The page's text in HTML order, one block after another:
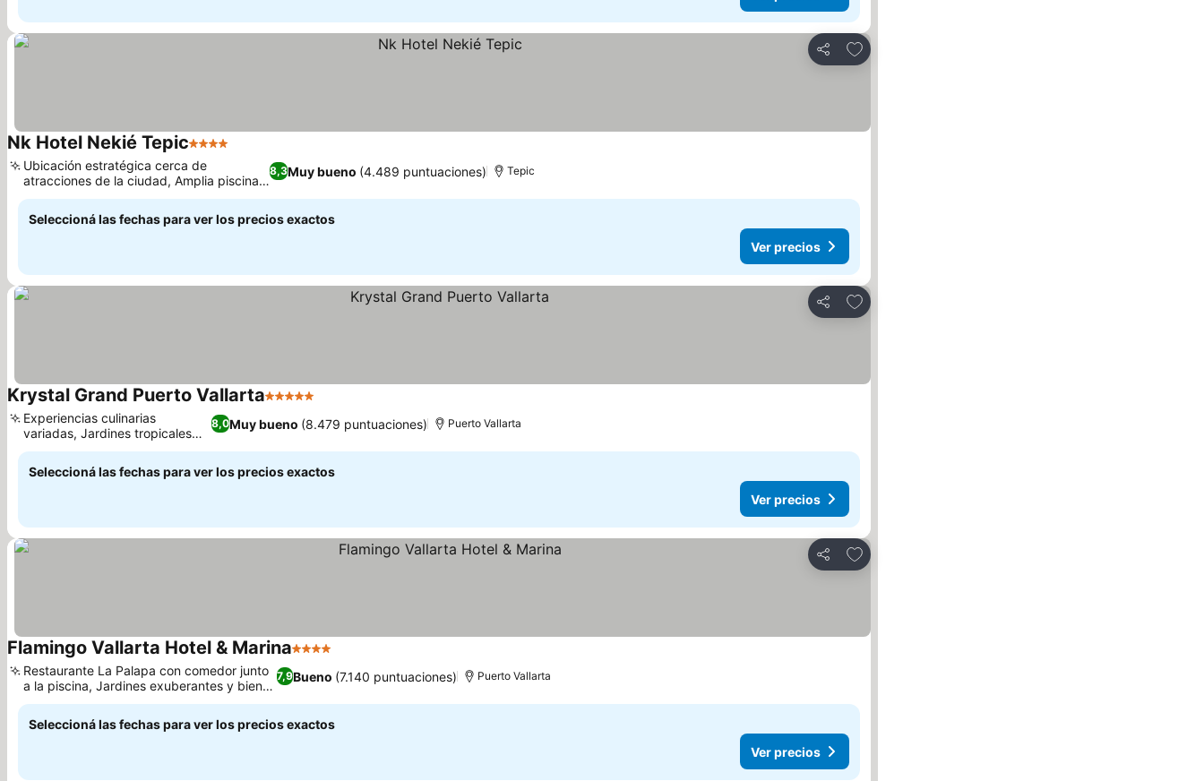
Compartir
Añadir a favoritos
Nk Hotel Nekié Tepic4 Estrellas
8,3Muy bueno (4.489 puntuaciones)
Ubicación estratégica cerca de
atracciones de la ciudad, Amplia piscina
exterior y zona de juegos
Tepic
Seleccioná las fechas para ver los precios exactos
Ver precios
Compartir
Añadir a favoritos
Krystal Grand Puerto Vallarta5 Estrellas
8,0Muy bueno (8.479 puntuaciones)
Experiencias culinarias
variadas, Jardines tropicales
exuberantes
Puerto Vallarta
Seleccioná las fechas para ver los precios exactos
Ver precios
Compartir
Añadir a favoritos
Flamingo Vallarta Hotel & Marina4 Estrellas
7,9Bueno (7.140 puntuaciones)
Restaurante La Palapa con comedor junto
a la piscina, Jardines exuberantes y bien
cuidados
Puerto Vallarta
Seleccioná las fechas para ver los precios exactos
Ver precios